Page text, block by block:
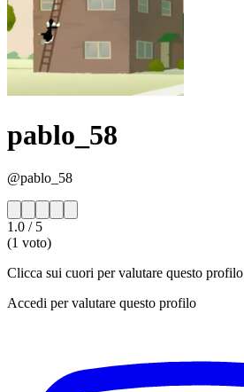
pablo_58
@pablo_58
1.0 / 5
(1 voto)
Clicca sui cuori per valutare questo profilo
Accedi per valutare questo profilo